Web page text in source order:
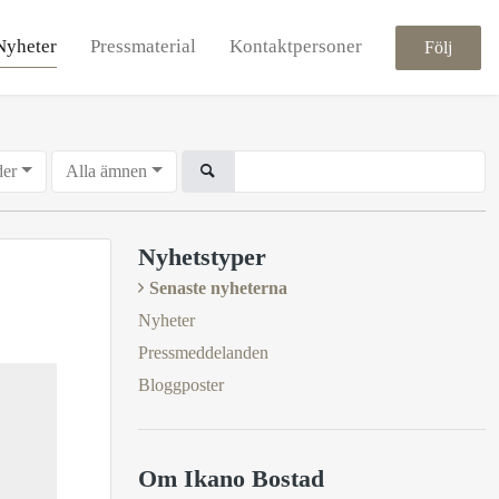
Pressmaterial Kontaktpersoner Följ
Alla ämnen
Nyhetstyper
Senaste nyheterna
Nyheter
Pressmeddelanden
Bloggposter
Om Ikano Bostad